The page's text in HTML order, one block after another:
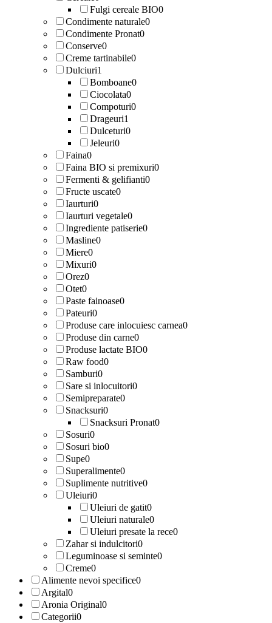
Fulgi cereale BIO0
Condimente naturale0
Condimente Pronat0
Conserve0
Creme tartinabile0
Dulciuri1
Bomboane0
Ciocolata0
Compoturi0
Drageuri1
Dulceturi0
Jeleuri0
Faina0
Faina BIO si premixuri0
Fermenti & gelifianti0
Fructe uscate0
Iaurturi0
Iaurturi vegetale0
Ingrediente patiserie0
Masline0
Miere0
Mixuri0
Orez0
Otet0
Paste fainoase0
Pateuri0
Produse care inlocuiesc carnea0
Produse din carne0
Produse lactate BIO0
Raw food0
Samburi0
Sare si inlocuitori0
Semipreparate0
Snacksuri0
Snacksuri Pronat0
Sosuri0
Sosuri bio0
Supe0
Superalimente0
Suplimente nutritive0
Uleiuri0
Uleiuri de gatit0
Uleiuri naturale0
Uleiuri presate la rece0
Zahar si indulcitori0
Leguminoase si seminte0
Creme0
Alimente nevoi specifice0
Argital0
Aronia Original0
Categorii0